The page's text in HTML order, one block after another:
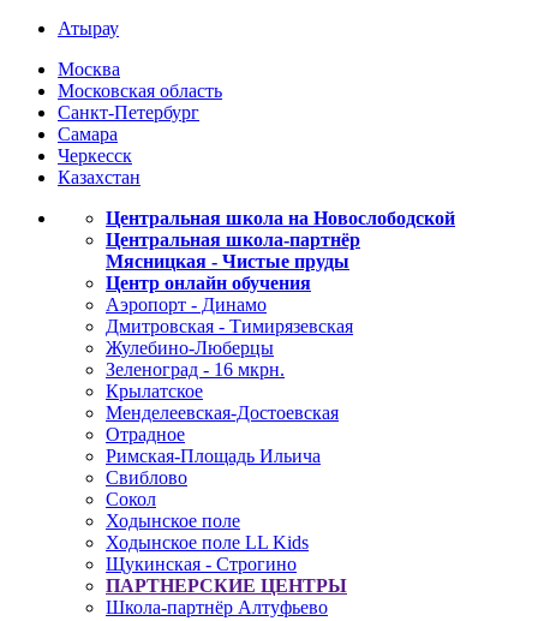
Атырау
Москва
Московская область
Санкт-Петербург
Самара
Черкесск
Казахстан
Центральная школа на Новослободской
Центральная школа-партнёр
Мясницкая - Чистые пруды
Центр онлайн обучения
Аэропорт - Динамо
Дмитровская - Тимирязевская
Жулебино-Люберцы
Зеленоград - 16 мкрн.
Крылатское
Менделеевская-Достоевская
Отрадное
Римская-Площадь Ильича
Свиблово
Сокол
Ходынское поле
Ходынское поле LL Kids
Щукинская - Строгино
ПАРТНЕРСКИЕ ЦЕНТРЫ
Школа-партнёр Алтуфьево